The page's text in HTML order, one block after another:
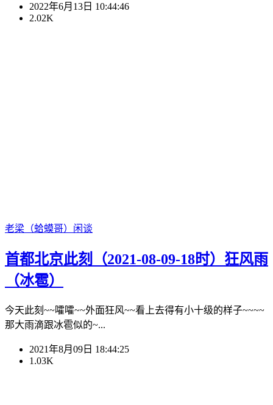
2022年6月13日 10:44:46
2.02K
老梁（蛤蟆哥） 闲谈
首都北京此刻（2021-08-09-18时）狂风雨
（冰雹）
今天此刻~~嚯嚯~~外面狂风~~看上去得有小十级的样子~~~~
那大雨滴跟冰雹似的~...
2021年8月09日 18:44:25
1.03K